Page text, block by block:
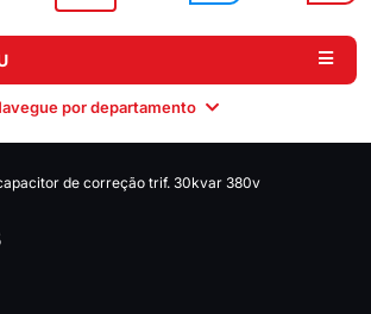
por departamento
Distribuição
de correção trif. 30kvar 380v